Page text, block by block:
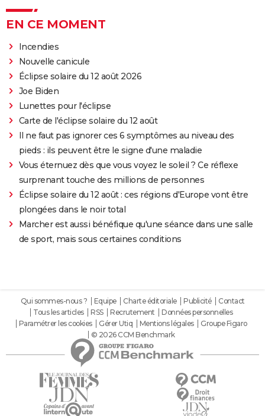
EN CE MOMENT
Incendies
Nouvelle canicule
Éclipse solaire du 12 août 2026
Joe Biden
Lunettes pour l'éclipse
Carte de l'éclipse solaire du 12 août
Il ne faut pas ignorer ces 6 symptômes au niveau des
pieds : ils peuvent être le signe d'une maladie
Vous éternuez dès que vous voyez le soleil ? Ce réflexe
surprenant touche des millions de personnes
Éclipse solaire du 12 août : ces régions d'Europe vont être
plongées dans le noir total
Marcher est aussi bénéfique qu'une séance dans une salle
de sport, mais sous certaines conditions
Qui sommes-nous ? Equipe Charte éditoriale Publicité
Contact
Tous les articles
RSS Recrutement
Données personnelles
Paramétrer les cookies
Gérer Utiq Mentions légales
Groupe Figaro
© 2026 CCM Benchmark